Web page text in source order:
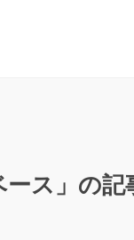
先を照ら
ース」の記